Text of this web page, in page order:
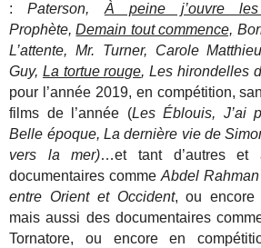
:Paterson, À peine j’ouvre
Prophète,Demain tout commence,
L’attente, Mr. Turner, Carole
Guy, La tortue rouge, Les hirondelles
pour l’année 2019, en compétition,
films de l’année (Les Éblouis, J’ai
Belle époque, La dernière vie de
vers la mer)…et tant d’autres et
documentaires commeAbdel
entre Orient et Occident, ou encore
mais aussi des documentaires
Tornatore, ou encore en